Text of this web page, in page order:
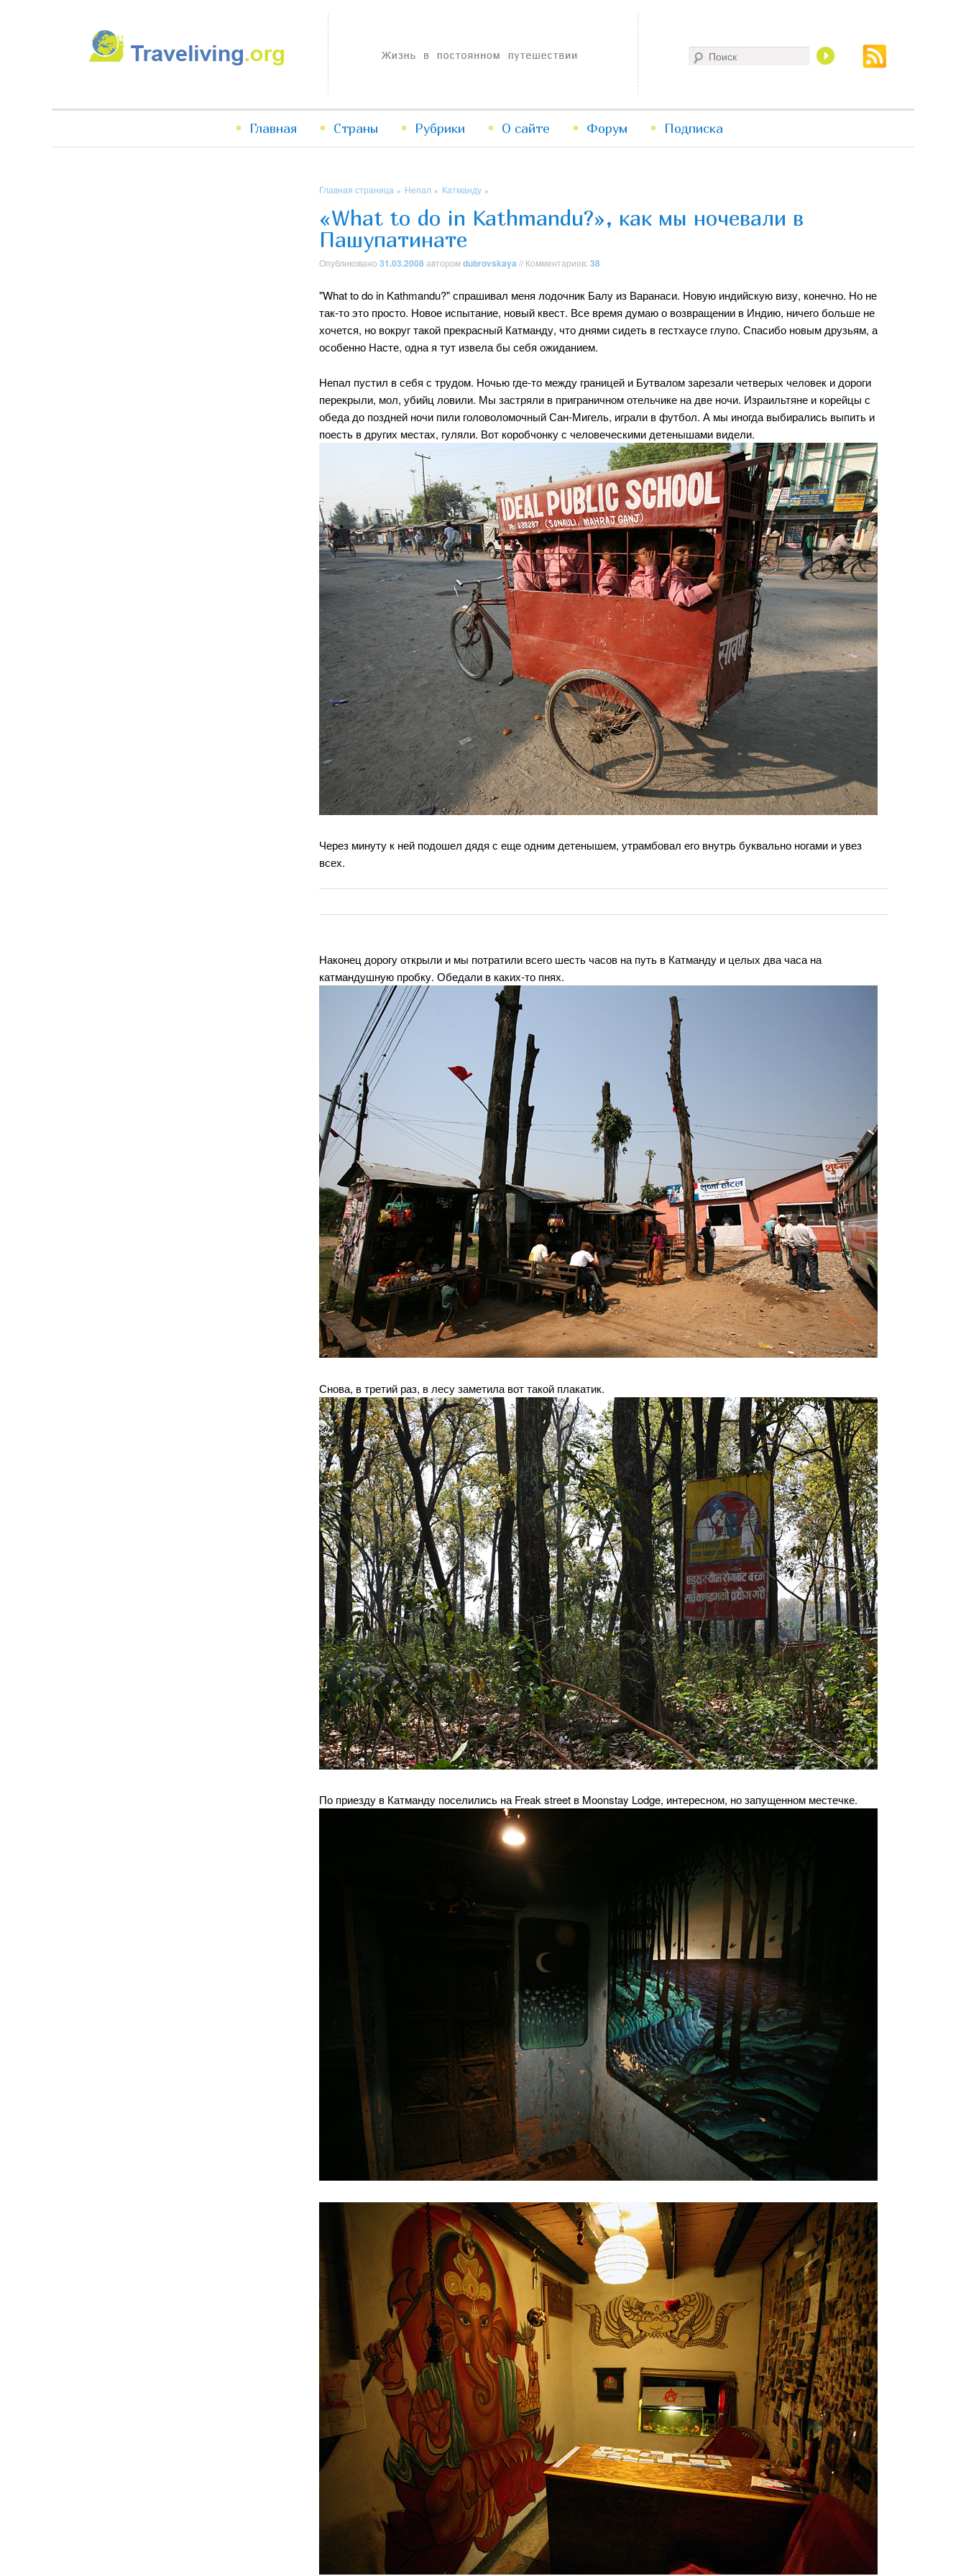
Traveliving
Жизнь в постоянном путешествии
Перейти
Перейти
Главная Страны Рубрики О сайте Форум Подписка
Главная страница » Непал » Катманду »
«What to do in Kathmandu?», как мы ночевали в
Пашупатинате
Опубликовано 31.03.2008авторомdubrovskaya // Комментариев: 38
"What to do in Kathmandu?" спрашивал меня лодочник Балу из Варанаси. Новую индийскую визу, конечно. Но не
так-то это просто. Новое испытание, новый квест. Все время думаю о возвращении в Индию, ничего больше не
хочется, но вокруг такой прекрасный Катманду, что днями сидеть в гестхаусе глупо. Спасибо новым друзьям, а
особенно Насте, одна я тут извела бы себя ожиданием.
Непал пустил в себя с трудом. Ночью где-то между границей и Бутвалом зарезали четверых человек и дороги
перекрыли, мол, убийц ловили. Мы застряли в приграничном отельчике на две ночи. Израильтяне и корейцы с
обеда до поздней ночи пили головоломочный Сан-Мигель, играли в футбол. А мы иногда выбирались выпить и
поесть в других местах, гуляли. Вот коробчонку с человеческими детенышами видели.
Через минуту к ней подошел дядя с еще одним детенышем, утрамбовал его внутрь буквально ногами и увез
всех.
Наконец дорогу открыли и мы потратили всего шесть часов на путь в Катманду и целых два часа на
катмандушную пробку. Обедали в каких-то пнях.
Снова, в третий раз, в лесу заметила вот такой плакатик.
По приезду в Катманду поселились на Freak street в Moonstay Lodge, интересном, но запущенном местечке.